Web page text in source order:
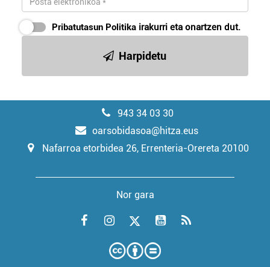
Pribatutasun Politika irakurri eta onartzen dut.
Harpidetu
943 34 03 30
oarsobidasoa@hitza.eus
Nafarroa etorbidea 26, Errenteria-Orereta 20100
Nor gara